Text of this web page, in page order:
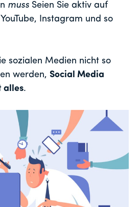
muss Seien Sie aktiv auf
Instagram und so
sozialen Medien nicht so
werden,Social Media
alles.